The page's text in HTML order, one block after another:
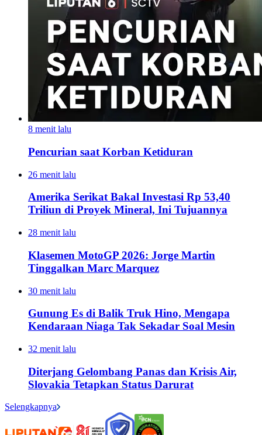
8 menit lalu
Pencurian saat Korban Ketiduran
26 menit lalu
Amerika Serikat Bakal Investasi Rp 53,40
Triliun di Proyek Mineral, Ini Tujuannya
28 menit lalu
Klasemen MotoGP 2026: Jorge Martin
Tinggalkan Marc Marquez
30 menit lalu
Gunung Es di Balik Truk Hino, Mengapa
Kendaraan Niaga Tak Sekadar Soal Mesin
32 menit lalu
Diterjang Gelombang Panas dan Krisis Air,
Slovakia Tetapkan Status Darurat
Selengkapnya